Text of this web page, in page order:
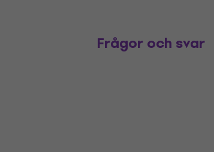
Frågor och svar